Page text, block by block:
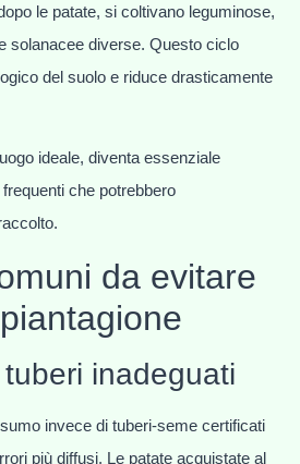
le patate, si coltivano leguminose,
solanacee diverse. Questo ciclo
del suolo e riduce drasticamente
ideale, diventa essenziale
che potrebbero
da evitare
inadeguati
invece di tuberi-seme certificati
più diffusi. Le patate acquistate al